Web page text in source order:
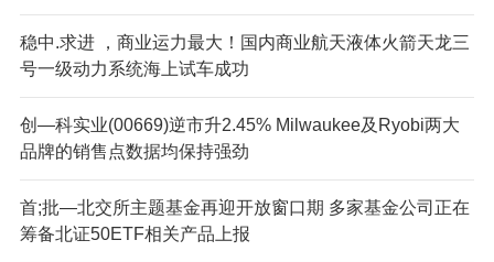
稳中.求进 ，商业运力最大！国内商业航天液体火箭天龙三
号一级动力系统海上试车成功
创—科实业(00669)逆市升2.45% Milwaukee及Ryobi两大
品牌的销售点数据均保持强劲
首;批—北交所主题基金再迎开放窗口期 多家基金公司正在
筹备北证50ETF相关产品上报